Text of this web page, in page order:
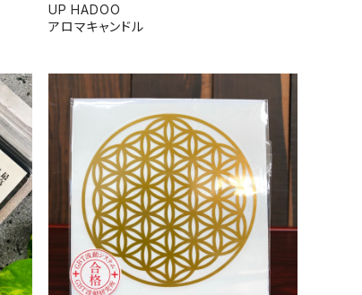
UP HADOO
アロマキャンドル